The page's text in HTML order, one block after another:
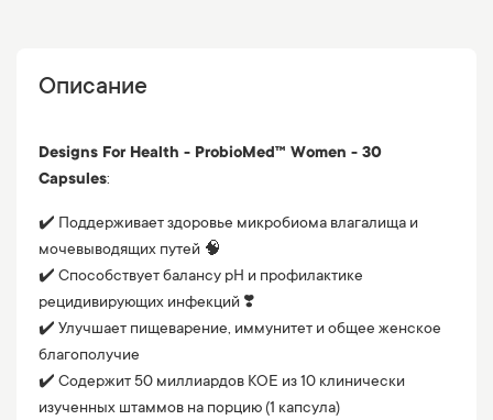
Описание
Designs For Health - ProbioMed™ Women - 30
Capsules:
✔️ Поддерживает здоровье микробиома влагалища и
мочевыводящих путей 🧠
✔️ Способствует балансу pH и профилактике
рецидивирующих инфекций ❣️
✔️ Улучшает пищеварение, иммунитет и общее женское
благополучие
✔️ Содержит 50 миллиардов КОЕ из 10 клинически
изученных штаммов на порцию (1 капсула)